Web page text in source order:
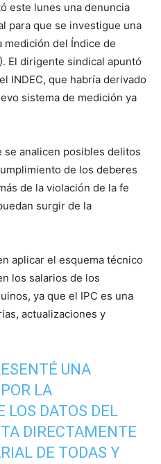
este lunes una denuncia
para que se investigue una
medición del Índice de
El dirigente sindical apuntó
INDEC, que habría derivado
sistema de medición ya
analicen posibles delitos
de los deberes
de la violación de la fe
surgir de la
aplicar el esquema técnico
los salarios de los
ya que el IPC es una
actualizaciones y
UNA
LA
LOS DATOS DEL
DIRECTAMENTE
DE TODAS Y